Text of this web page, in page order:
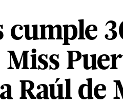
cumple
Raúl de